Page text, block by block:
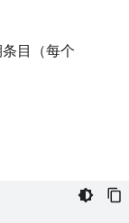
目（每个